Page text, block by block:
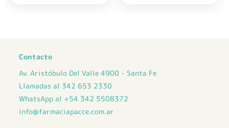
Las
se
pueden
elegir
en
la
se
elegir
Contacto
Av. Aristóbulo Del Valle 4900 - Santa Fe
Llamadas al 342 653 2330
WhatsApp al +54 342 5508372
info@farmaciapacce.com.ar